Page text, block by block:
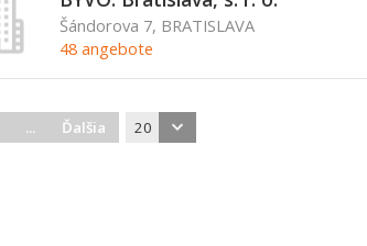
Šándorova 7, BRATISLAVA
48 angebote
... Ďalšia 20